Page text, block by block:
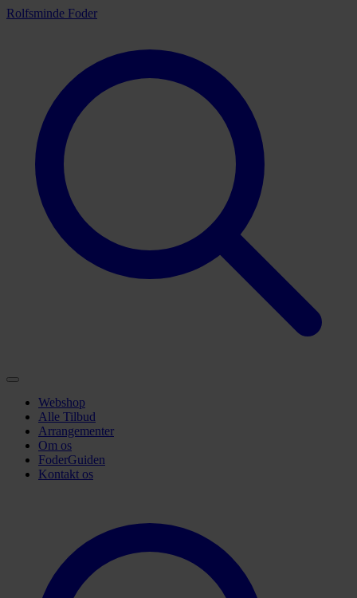
Rolfsminde Foder
Webshop
Alle Tilbud
Arrangementer
Om os
FoderGuiden
Kontakt os